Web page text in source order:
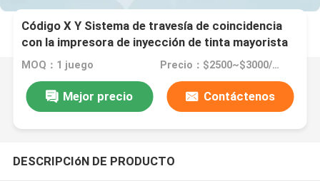
Código X Y Sistema de travesía de coincidencia
con la impresora de inyección de tinta mayorista
MOQ：1 juego Precio：$2500~$3000/Set
Mejor precio Contáctenos
DESCRIPCIóN DE PRODUCTO